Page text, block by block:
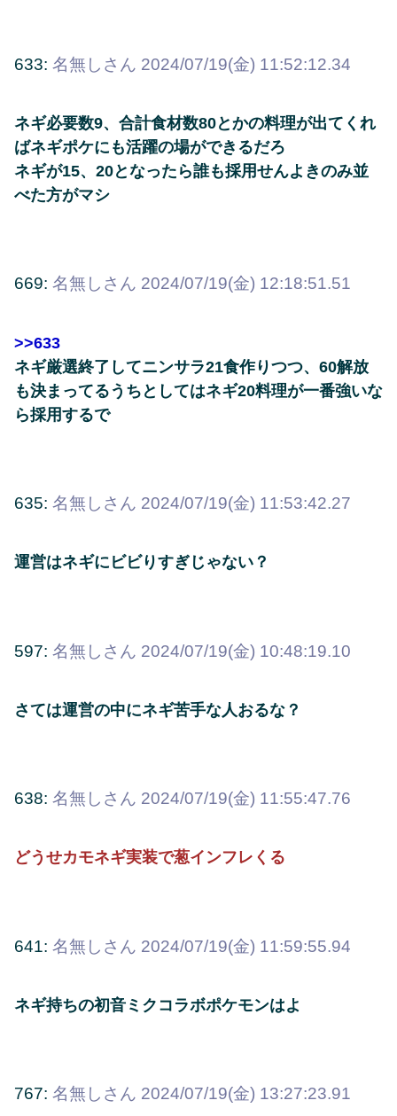
633: 名無しさん 2024/07/19(金) 11:52:12.34
ネギ必要数9、合計食材数80とかの料理が出てくれ
ばネギポケにも活躍の場ができるだろ
ネギが15、20となったら誰も採用せんよきのみ並
べた方がマシ
669: 名無しさん 2024/07/19(金) 12:18:51.51
>>633
ネギ厳選終了してニンサラ21食作りつつ、60解放
も決まってるうちとしてはネギ20料理が一番強いな
ら採用するで
635: 名無しさん 2024/07/19(金) 11:53:42.27
運営はネギにビビりすぎじゃない？
597: 名無しさん 2024/07/19(金) 10:48:19.10
さては運営の中にネギ苦手な人おるな？
638: 名無しさん 2024/07/19(金) 11:55:47.76
どうせカモネギ実装で葱インフレくる
641: 名無しさん 2024/07/19(金) 11:59:55.94
ネギ持ちの初音ミクコラボポケモンはよ
767: 名無しさん 2024/07/19(金) 13:27:23.91